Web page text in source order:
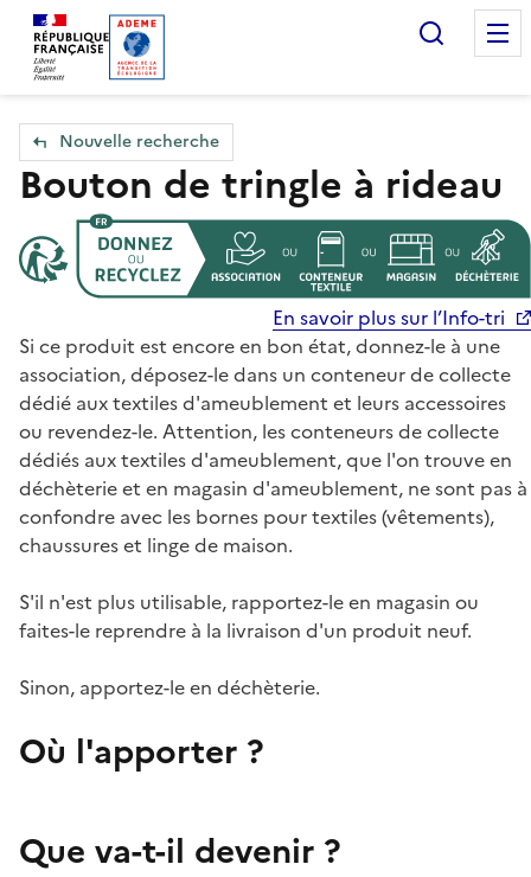
Accueil — Que Faire de mes objets & déchets
Nouvelle recherche
Bouton de tringle à rideau
En savoir plus sur l’Info-tri
Si ce produit est encore en bon état, donnez-le à une
association, déposez-le dans un conteneur de collecte
dédié aux textiles d'ameublement et leurs accessoires
ou revendez-le. Attention, les conteneurs de collecte
dédiés aux textiles d'ameublement, que l'on trouve en
déchèterie et en magasin d'ameublement, ne sont pas à
confondre avec les bornes pour textiles (vêtements),
chaussures et linge de maison.
S'il n'est plus utilisable, rapportez-le en magasin ou
faites-le reprendre à la livraison d'un produit neuf.
Sinon, apportez-le en déchèterie.
Où l'apporter ?
Que va-t-il devenir ?